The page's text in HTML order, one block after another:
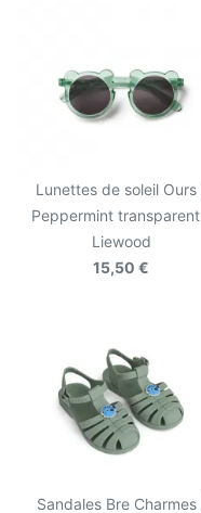
Lunettes de soleil Ours |
Peppermint
Liewood
15,50 €
Sandales Bre Charmes |